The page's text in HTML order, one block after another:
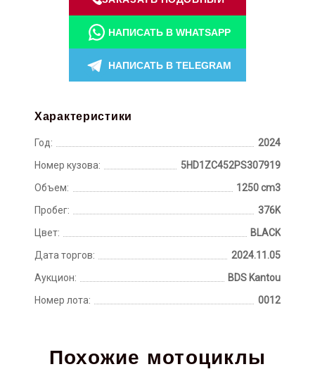
НАПИСАТЬ В WHATSAPP
НАПИСАТЬ В TELEGRAM
Характеристики
Год:
2024
Номер кузова:
5HD1ZC452PS307919
Объем:
1250 cm3
Пробег:
376K
Цвет:
BLACK
Дата торгов:
2024.11.05
Аукцион:
BDS Kantou
Номер лота:
0012
Похожие мотоциклы